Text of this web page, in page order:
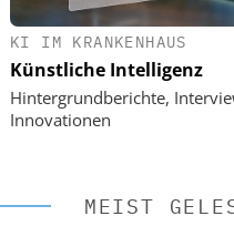
KI IM KRANKENHAUS
Künstliche Intelligenz
Hintergrundberichte,
Innovationen
EASY
Ordnung zur KI-
MEIST